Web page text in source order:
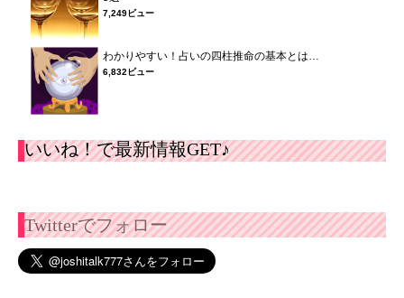
7,249ビュー
わかりやすい！占いの四柱推命の基本とは…
6,832ビュー
いいね！で最新情報GET♪
Twitterでフォロー